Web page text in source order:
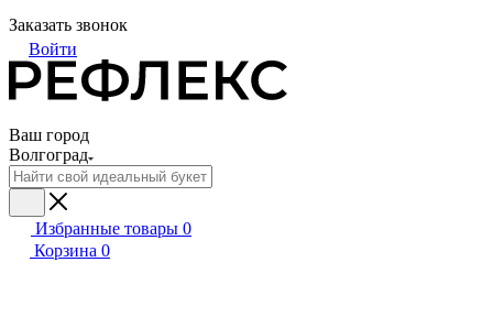
Заказать звонок
Войти
Ваш город
Волгоград
Избранные товары 0
Корзина 0